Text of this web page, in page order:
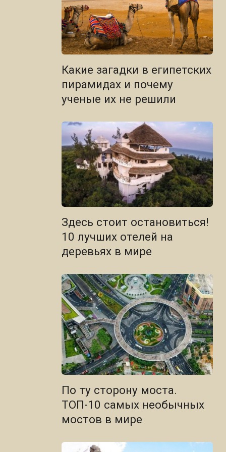
Какие загадки в египетских
пирамидах и почему
ученые их не решили
Здесь стоит остановиться!
10 лучших отелей на
деревьях в мире
По ту сторону моста.
ТОП-10 самых необычных
мостов в мире